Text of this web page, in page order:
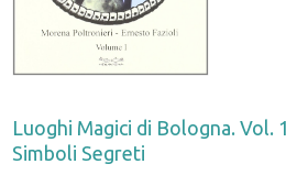
Luoghi Magici di Bologna. Vol.
Simboli Segreti